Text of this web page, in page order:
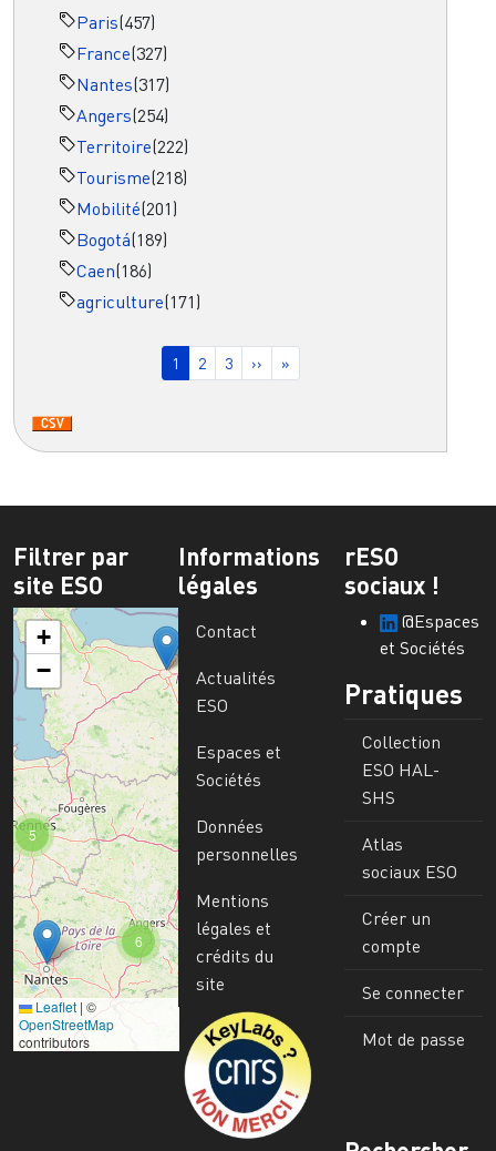
Paris(457)
France(327)
Nantes(317)
Angers(254)
Territoire(222)
Tourisme(218)
Mobilité(201)
Bogotá(189)
Caen(186)
agriculture(171)
Page courante
1 Page
2 Page
3 Page suivante
›› Dernière page
»
Filtrer par
site ESO
6
5
+
−
Leaflet | ©
OpenStreetMap
contributors
Informations
légales
Contact
Actualités
ESO
Espaces et
Sociétés
Données
personnelles
Mentions
légales et
crédits du
site
Image
rESO
sociaux !
@Espaces
et Sociétés
Pratiques
Collection
ESO HAL-
SHS
Atlas
sociaux ESO
Créer un
compte
Se connecter
Mot de passe